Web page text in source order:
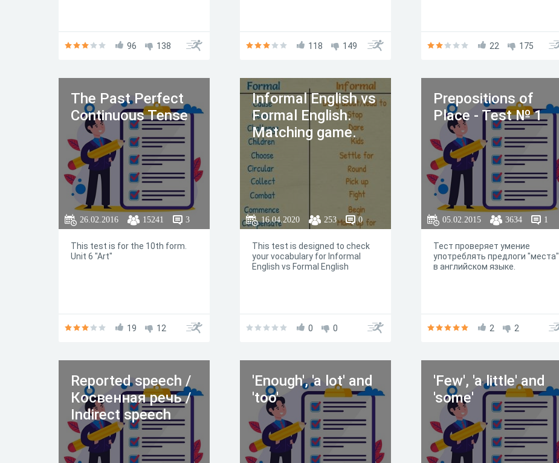
96 138 118 149 22 175
The Past Perfect
Continuous Tense
26.02.2016 15241 3
This test is for the 10th form.
Unit 6 "Art"
19 12
Informal English vs
Formal English.
Matching game.
16.04.2020 253 0
This test is designed to check
your vocabulary for Informal
English vs Formal English
0 0
Prepositions of
Place - Test № 1
05.02.2015 3634 1
Тест проверяет умение
употреблять предлоги "места"
в английском языке.
2 2
Reported speech /
Косвенная речь /
Indirect speech
'Enough', 'a lot' and
'too'
'Few', 'a little' and
'some'